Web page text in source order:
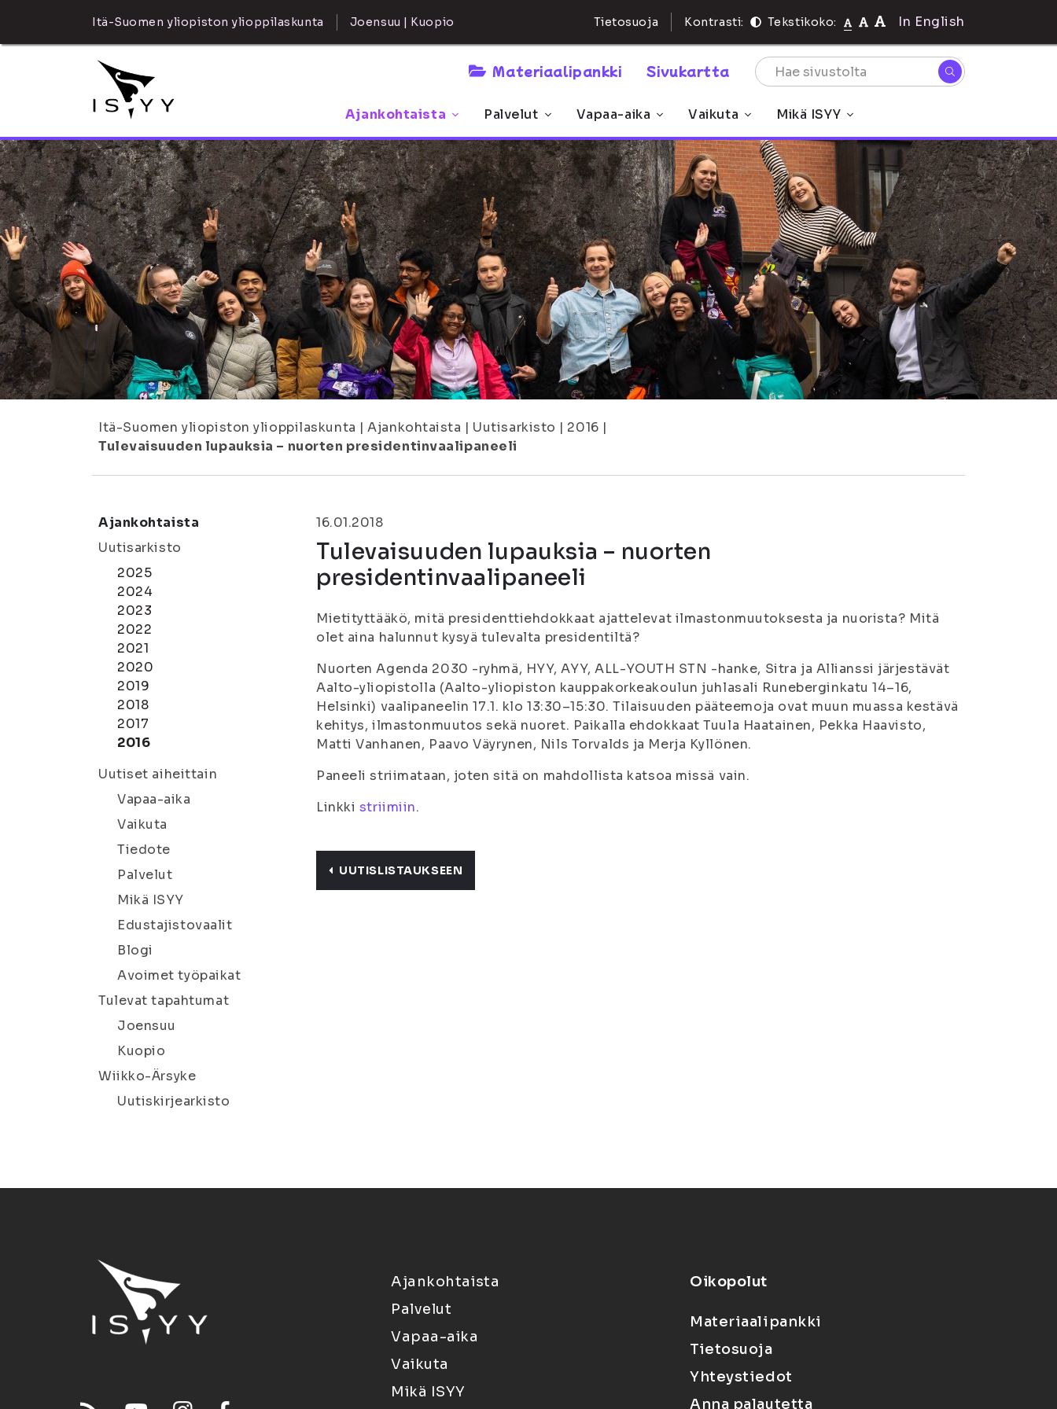
Itä-Suomen yliopiston ylioppilaskunta Joensuu | Kuopio Tietosuoja Kontrasti: Tekstikoko: In English
Materiaalipankki Sivukartta
Ajankohtaista Palvelut Vapaa-aika Vaikuta Mikä ISYY
Itä-Suomen yliopiston ylioppilaskunta | Ajankohtaista | Uutisarkisto | 2016 |
Tulevaisuuden lupauksia – nuorten presidentinvaalipaneeli
Ajankohtaista
Uutisarkisto
2025
2024
2023
2022
2021
2020
2019
2018
2017
2016
Uutiset aiheittain
Vapaa-aika
Vaikuta
Tiedote
Palvelut
Mikä ISYY
Edustajistovaalit
Blogi
Avoimet työpaikat
Tulevat tapahtumat
Joensuu
Kuopio
Wiikko-Ärsyke
Uutiskirjearkisto
16.01.2018
Tulevaisuuden lupauksia – nuorten
presidentinvaalipaneeli
Mietityttääkö, mitä presidenttiehdokkaat ajattelevat ilmastonmuutoksesta ja nuorista? Mitä
olet aina halunnut kysyä tulevalta presidentiltä?
Nuorten Agenda 2030 -ryhmä, HYY, AYY, ALL-YOUTH STN -hanke, Sitra ja Allianssi järjestävät
Aalto-yliopistolla (Aalto-yliopiston kauppakorkeakoulun juhlasali Runeberginkatu 14–16,
Helsinki) vaalipaneelin 17.1. klo 13:30–15:30. Tilaisuuden pääteemoja ovat muun muassa kestävä
kehitys, ilmastonmuutos sekä nuoret. Paikalla ehdokkaat Tuula Haatainen, Pekka Haavisto,
Matti Vanhanen, Paavo Väyrynen, Nils Torvalds ja Merja Kyllönen.
Paneeli striimataan, joten sitä on mahdollista katsoa missä vain.
Linkki striimiin.
UUTISLISTAUKSEEN
Ajankohtaista
Palvelut
Vapaa-aika
Vaikuta
Mikä ISYY
Oikopolut
Materiaalipankki
Tietosuoja
Yhteystiedot
Anna palautetta